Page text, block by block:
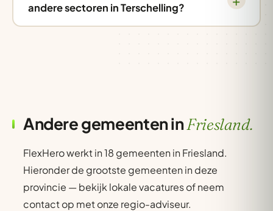
andere sectoren in Terschelling?
Andere gemeenten inFriesland.
FlexHero werkt in 18 gemeenten in Friesland.
Hieronder de grootste gemeenten in deze
provincie — bekijk lokale vacatures of neem
contact op met onze regio-adviseur.